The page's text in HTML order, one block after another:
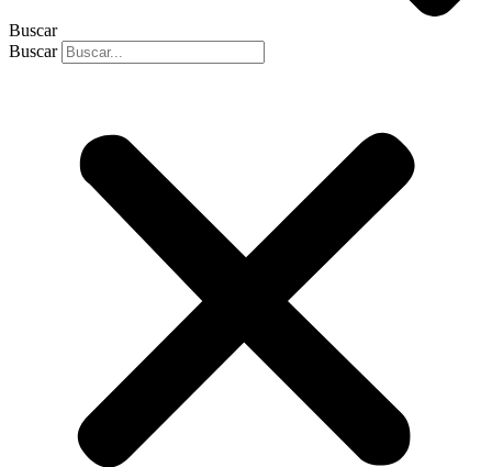
Buscar
Buscar